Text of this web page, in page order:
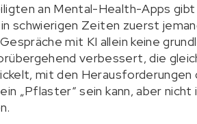
an Mental-Health-Apps gibt
schwierigen Zeiten zuerst
mit KI allein keine
verbessert, die
mit den
„Pflaster“ sein kann, aber